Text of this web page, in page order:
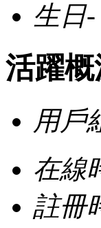
生日-
活躍概
用戶
在線
註冊